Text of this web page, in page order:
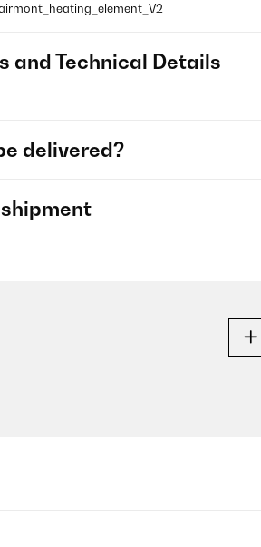
and Technical Details
delivered?